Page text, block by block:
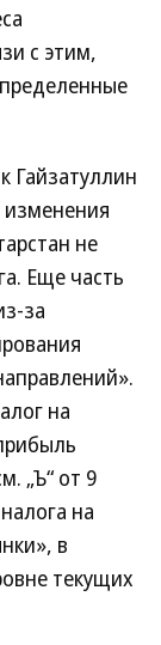
с этим,
Гайзатуллин
не
Еще часть
за
на
„Ъ“ от 9
на
в
текущих